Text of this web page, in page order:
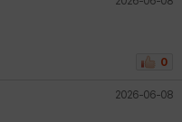
0
2026-06-08